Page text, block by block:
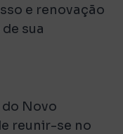
e renovação
sua
Novo
reunir-se no